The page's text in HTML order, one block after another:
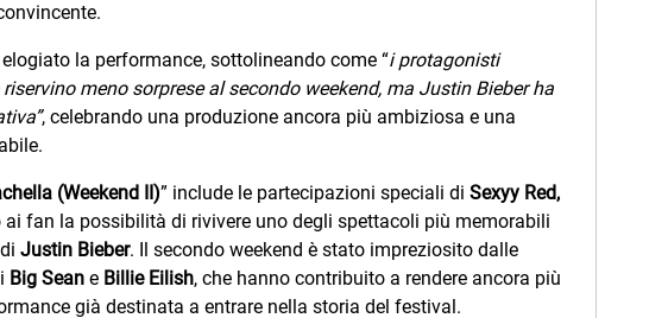
la performance, sottolineando come “i protagonisti
meno sorprese al secondo weekend, ma Justin Bieber ha
, celebrando una produzione ancora più ambiziosa e una
(Weekend II)” include le partecipazioni speciali di Sexyy Red,
ai fan la possibilità di rivivere uno degli spettacoli più memorabili
Justin Bieber. Il secondo weekend è stato impreziosito dalle
Big Sean e Billie Eilish, che hanno contribuito a rendere ancora più
già destinata a entrare nella storia del festival.